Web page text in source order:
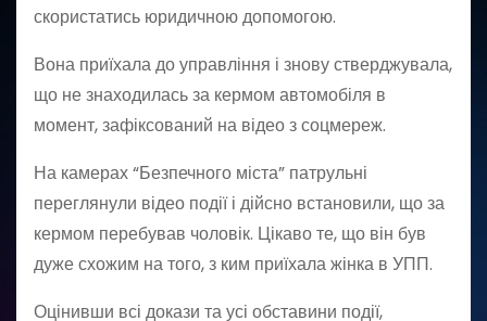
скористатись юридичною допомогою.
Вона приїхала до управління і знову стверджувала,
що не знаходилась за кермом автомобіля в
момент, зафіксований на відео з соцмереж.
На камерах “Безпечного міста” патрульні
переглянули відео події і дійсно встановили, що за
кермом перебував чоловік. Цікаво те, що він був
дуже схожим на того, з ким приїхала жінка в УПП.
Оцінивши всі докази та усі обставини події,